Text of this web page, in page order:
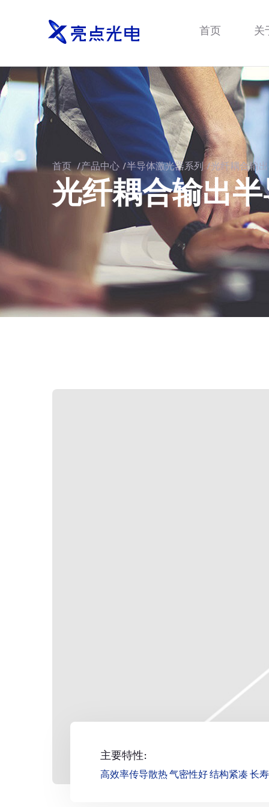
首页 关
首页 /产品中心 /半导体激光器系列 /光纤耦合输
光纤耦合输出
主要特性:
高效率传导散热 气密性好 结构紧凑 长